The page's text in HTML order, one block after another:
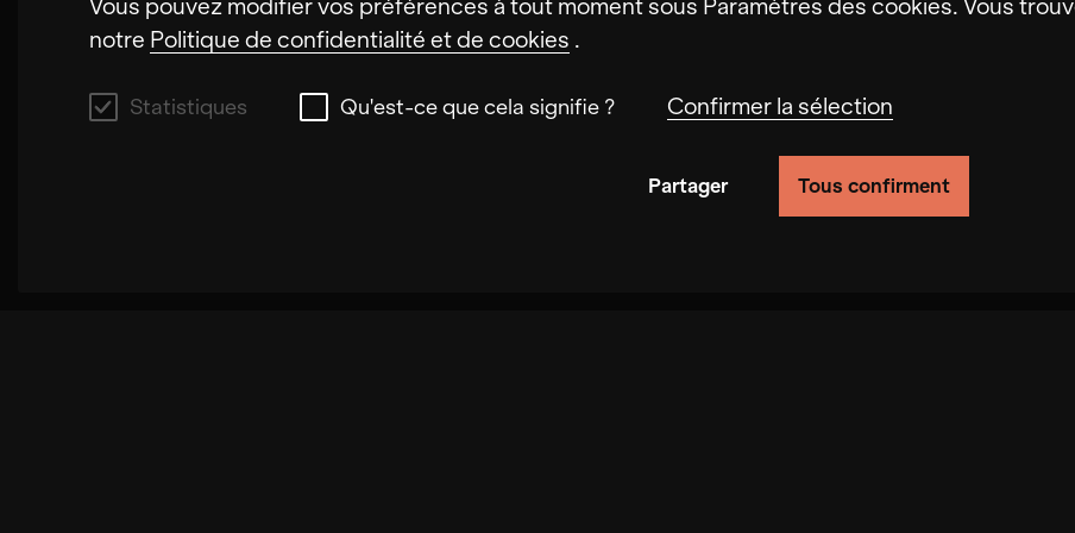
Vous pouvez modifier vos préférences à tout moment sous Paramètres des cookies. Vous
notre Politique de confidentialité et de cookies .
Statistiques Qu'est-ce que cela signifie ? Confirmer la sélection
Partager Tous confirment